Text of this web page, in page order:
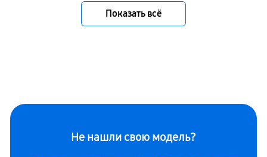
Показать всё
Не нашли свою модель?